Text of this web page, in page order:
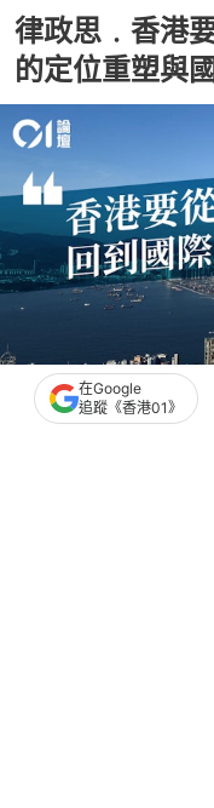
律政思﹒香港
的定位重塑與
撰文：律政思
在Google
追蹤《香港01》